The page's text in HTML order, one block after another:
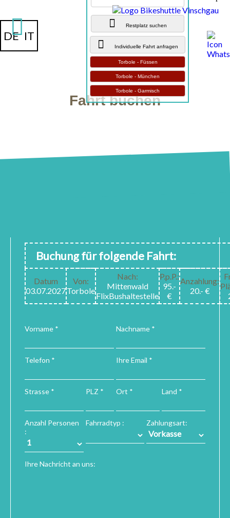
DE IT
Restplatz suchen
Individuelle Fahrt anfragen
Torbole - Füssen
Torbole - München
Torbole - Garmisch
Fahrt buchen
Buchung für folgende Fahrt:
Datum
03.07.2027
Von:
Torbole
Nach:
Mittenwald
FlixBushaltestelle
P.p.P.:
95.-
€
Anzahlung:
20.- €
Vorname * Nachname *
Telefon * Ihre Email *
Strasse * PLZ * Ort * Land *
Anzahl Personen
:
Fahrradtyp : Zahlungsart:
Ihre Nachricht an uns: